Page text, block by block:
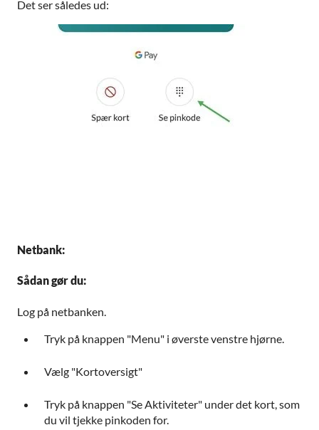
Det ser således ud:
Netbank:
Sådan gør du:
Log på netbanken.
Tryk på knappen "Menu" i øverste venstre hjørne.
Vælg "Kortoversigt"
Tryk på knappen "Se Aktiviteter" under det kort, som
du vil tjekke pinkoden for.